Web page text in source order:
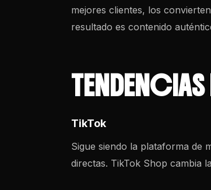
mejores clientes, los
resultado es contenido
TikTok
Sigue siendo la plataforma de
directas. TikTok Shop cambia